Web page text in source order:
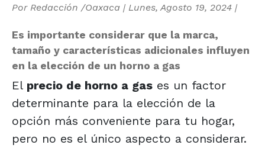
Por Redacción /Oaxaca | Lunes, Agosto 19, 2024 |
Es importante considerar que la marca,
tamaño y características adicionales influyen
en la elección de un horno a gas
El precio de horno a gas es un factor
determinante para la elección de la
opción más conveniente para tu hogar,
pero no es el único aspecto a considerar.